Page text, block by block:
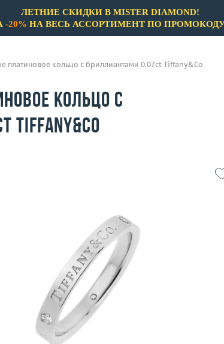
ЛЕТНИЕ СКИДКИ В MISTER DIAMOND!
-20% НА ВЕСЬ АССОРТИМЕНТ ПО
платиновое кольцо с бриллиантами 0.07ct Tiffany&Co
кольцо с
Tiffany&Co